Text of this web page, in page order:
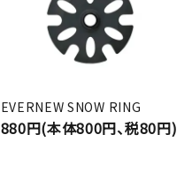
EVERNEW SNOW RING
880円(本体800円、税80円)